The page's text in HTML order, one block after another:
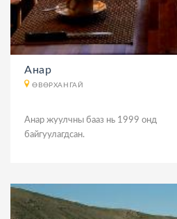
Анар
ӨВӨРХАНГАЙ
Анар жуулчны бааз нь 1999 онд
байгуулагдсан.